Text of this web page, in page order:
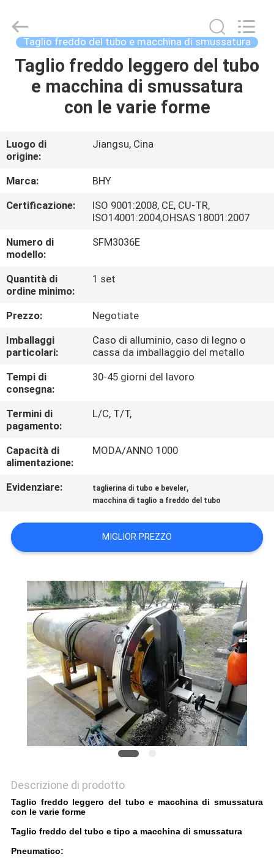
CASA
PRODOTTI
CIRCA
NOI
GIRO
FABBRICA
CONTROLLO
QUALITÀ
MAPPA
DEL
SITO
NORME
SULLA
PRIVACY
Bohyar
Engineering
Material
Technology(Suzhou)Co.,
Taglio freddo del tubo e macchina di smussatura
Taglio freddo leggero del tubo
e macchina di smussatura
con le varie forme
Luogo di
origine:
Jiangsu, Cina
Marca:
BHY
Certificazione:
ISO 9001:2008, CE, CU-TR,
ISO14001:2004,OHSAS 18001:2007
Numero di
modello:
SFM3036E
Quantità di
ordine minimo:
1 set
Prezzo:
Negotiate
Imballaggi
particolari:
Caso di alluminio, caso di legno o
cassa da imballaggio del metallo
Tempi di
consegna:
30-45 giorni del lavoro
Termini di
pagamento:
L/C, T/T,
Capacità di
alimentazione:
MODA/ANNO 1000
Evidenziare: taglierina di tubo e beveler,
macchina di taglio a freddo del tubo
MIGLIOR PREZZO
Descrizione di prodotto
Taglio freddo leggero del tubo e macchina di smussatura
con le varie forme
Taglio freddo del tubo e tipo a macchina di smussatura
Pneumatico: